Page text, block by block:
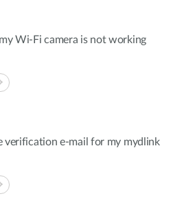
Wi-Fi camera is not working
verification e-mail for my mydlink